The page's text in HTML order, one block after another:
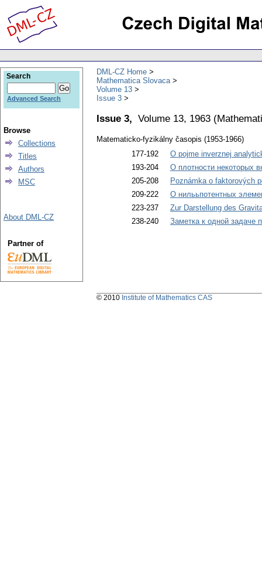
DML-CZ Home
Mathematica Slovaca
Volume 13
Issue 3
Issue 3, Volume 13, 1963 (
Matematicko-fyzikálny časopis (1953-1966)
177-192
O pojme inverznej
193-204
О плотности некоторых
205-208
Poznámka o faktorových
209-222
О нилььпотентных
223-237
Zur Darstellung des
238-240
Заметка к одной задаче
Search
Advanced Search
Browse
Collections
Titles
Authors
MSC
About DML-CZ
Partner of
© 2010 Institute of Mathematics CAS